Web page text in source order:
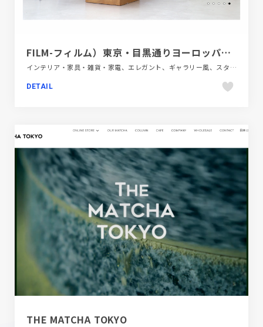
FILM-フィルム）東京・目黒通りヨーロッパヴィンテージ家具インテリア
インテリア・家具・雑貨・家電、エレガント、ギャラリー風、スタイリッシュ、ホワイト系、施設・店舗サイト
DETAIL
THE MATCHA TOKYO